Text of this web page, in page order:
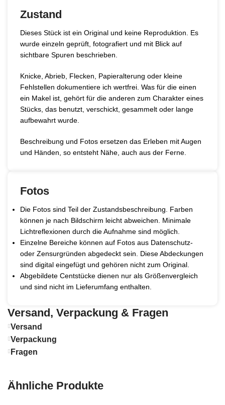
Zustand
Dieses Stück ist ein Original und keine Reproduktion. Es
wurde einzeln geprüft, fotografiert und mit Blick auf
sichtbare Spuren beschrieben.
Knicke, Abrieb, Flecken, Papieralterung oder kleine
Fehlstellen dokumentiere ich wertfrei. Was für die einen
ein Makel ist, gehört für die anderen zum Charakter eines
Stücks, das benutzt, verschickt, gesammelt oder lange
aufbewahrt wurde.
Beschreibung und Fotos ersetzen das Erleben mit Augen
und Händen, so entsteht Nähe, auch aus der Ferne.
Fotos
Die Fotos sind Teil der Zustandsbeschreibung. Farben
können je nach Bildschirm leicht abweichen. Minimale
Lichtreflexionen durch die Aufnahme sind möglich.
Einzelne Bereiche können auf Fotos aus Datenschutz-
oder Zensurgründen abgedeckt sein. Diese Abdeckungen
sind digital eingefügt und gehören nicht zum Original.
Abgebildete Centstücke dienen nur als Größenvergleich
und sind nicht im Lieferumfang enthalten.
Versand, Verpackung & Fragen
Versand
Verpackung
Fragen
Ähnliche Produkte